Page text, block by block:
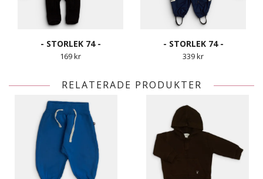
- STORLEK 74 -
169 kr
- STORLEK 74 -
339 kr
RELATERADE PRODUKTER